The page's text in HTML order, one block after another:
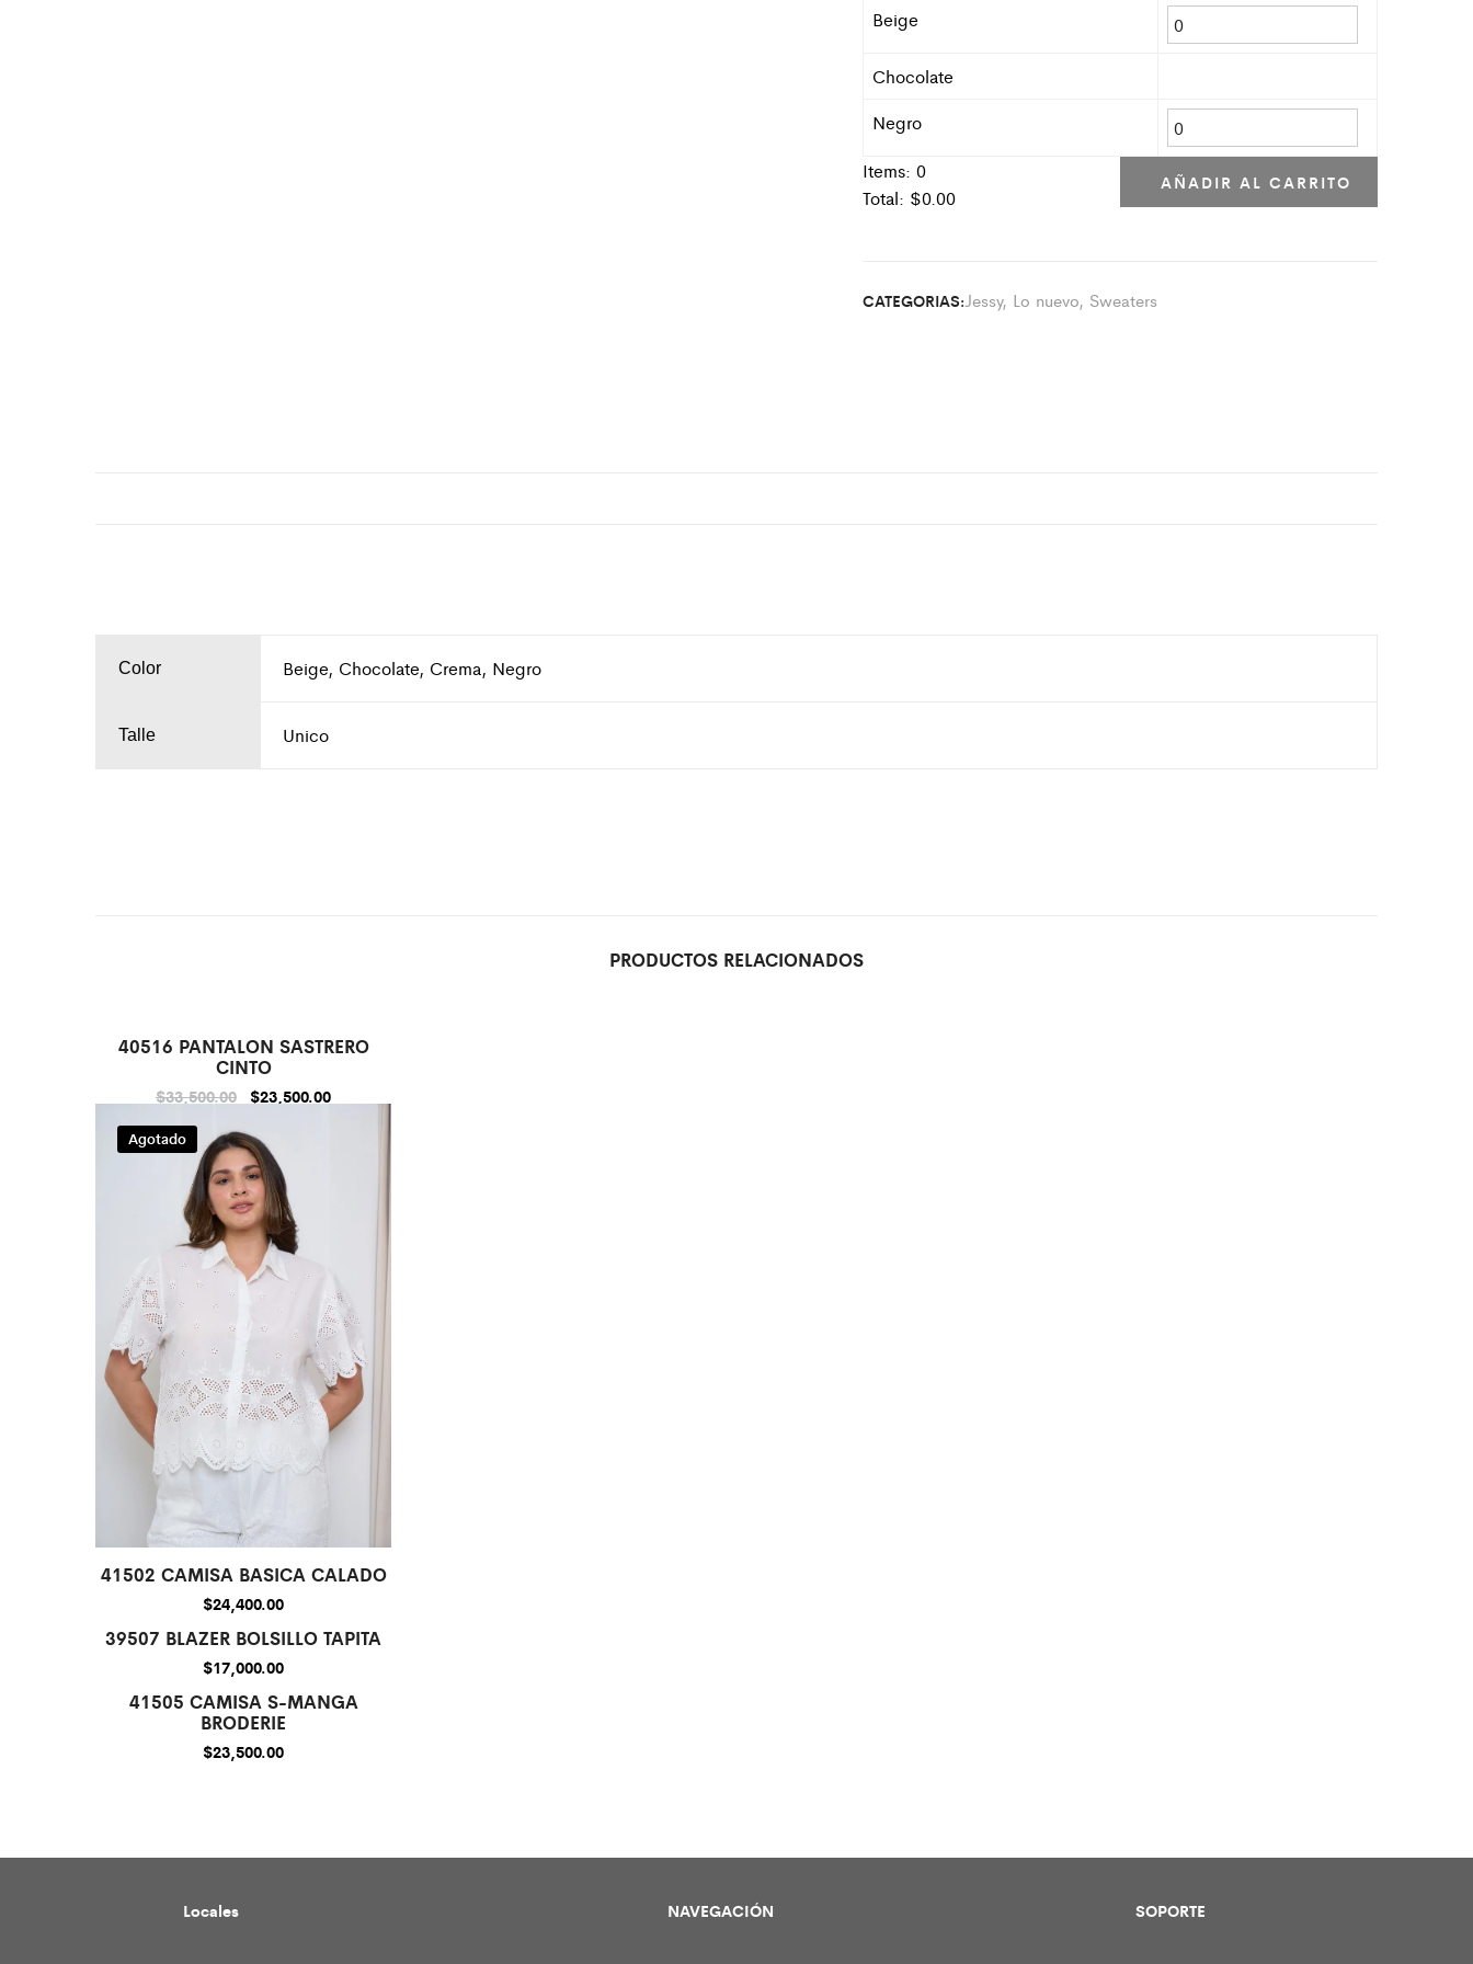
Beige
Chocolate
Negro
Items: 0
Total: $0.00
AÑADIR AL CARRITO
CATEGORIAS:Jessy, Lo nuevo, Sweaters
Color Beige, Chocolate, Crema, Negro
Talle Unico
PRODUCTOS RELACIONADOS
Sale
40516 PANTALON SASTRERO
CINTO
$33,500.00 $23,500.00
Agotado
41502 CAMISA BASICA CALADO
$24,400.00
39507 BLAZER BOLSILLO TAPITA
$17,000.00
41505 CAMISA S-MANGA
BRODERIE
$23,500.00
Locales NAVEGACIÓN SOPORTE